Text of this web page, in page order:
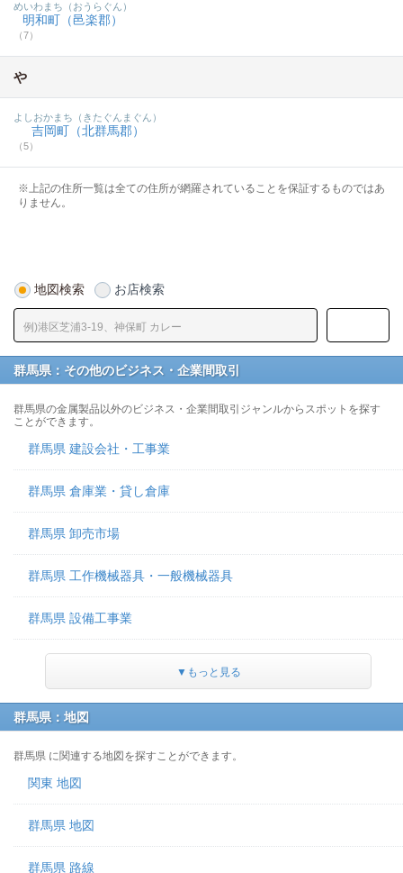
明和町（邑楽郡）
（7）
めいわまち（おうらぐん）
や
吉岡町（北群馬郡）
（5）
よしおかまち（きたぐんまぐん）
※上記の住所一覧は全ての住所が網羅されていることを保証するものではあ
りません。
地図検索 お店検索
群馬県：その他のビジネス・企業間取引
群馬県の金属製品以外のビジネス・企業間取引ジャンルからスポットを探す
ことができます。
群馬県 建設会社・工事業
群馬県 倉庫業・貸し倉庫
群馬県 卸売市場
群馬県 工作機械器具・一般機械器具
群馬県 設備工事業
▼もっと見る
群馬県：地図
群馬県 に関連する地図を探すことができます。
関東 地図
群馬県 地図
群馬県 路線